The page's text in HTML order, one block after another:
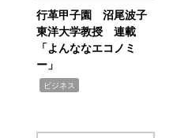
行革甲子園 沼尾波子
東洋大学教授 連載
「よんななエコノミ
ー」
ビジネス